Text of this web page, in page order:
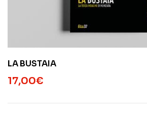
LA BUSTAIA
17,00€